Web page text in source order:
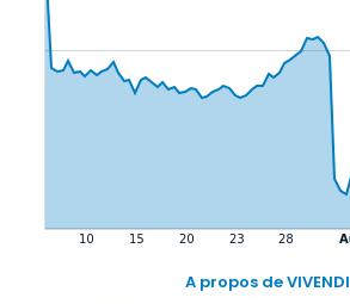
A propos de VIVENDI